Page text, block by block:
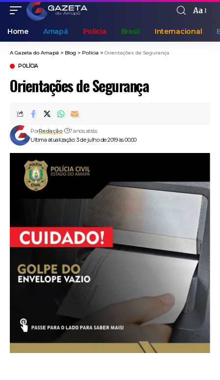
Aa
Home Amapá Polícia Brasil Internacional
A Gazeta do Amapá > Blog > Polícia > Orientações de Segurança
POLÍCIA
Orientações de Segurança
Ultima atualização: 3 de julho de 2019 às 00:00
PorRedação 7 anos atrás